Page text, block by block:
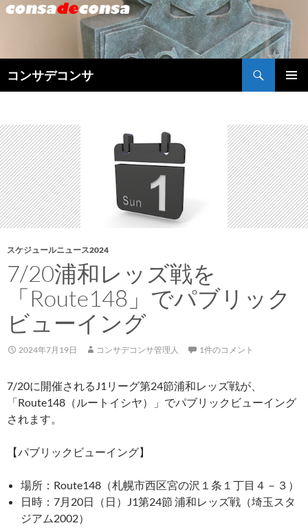
コンサデコンサ
索
ン
ツ
へ
ス
キ
ッ
プ
スケジュールニュース2024
7/20浦和レッズ戦を
「Route148」でパブリック
ビューイング
2024年7月19日 コンサデコンサ管理人 1件のコメント
7/20に開催されるJ1リーグ第24節浦和レッズ戦が、
「Route148（ルートイシヤ）」でパブリックビューイング
されます。
【パブリックビューイング】
場所：Route148（札幌市西区宮の沢１条１丁目４－３）
日時：7月20日（日）J1第24節 浦和レッズ戦（埼玉スタ
ジアム2002）